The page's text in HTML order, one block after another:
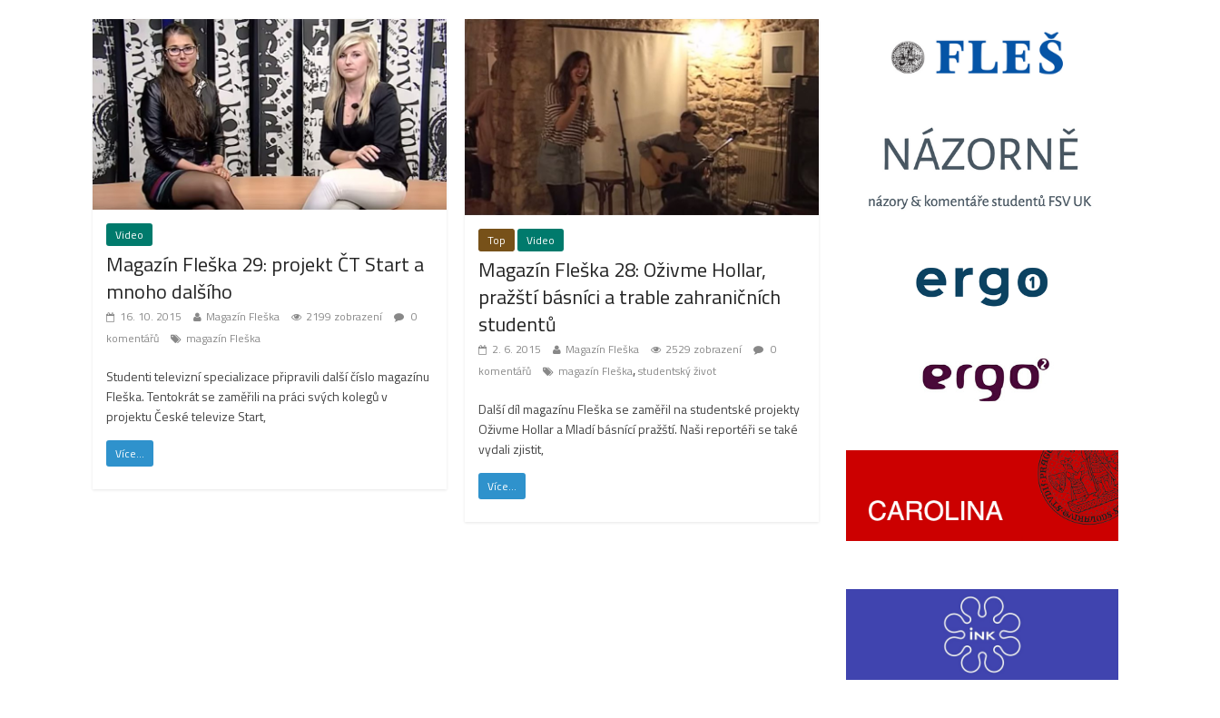
Video
Magazín Fleška 29: projekt ČT Start a
mnoho dalšího
16. 10. 2015 Magazín Fleška 2199 zobrazení
0
komentářů
magazín Fleška
Studenti televizní specializace připravili další číslo magazínu
Fleška. Tentokrát se zaměřili na práci svých kolegů v
projektu České televize Start,
Více...
Top Video
Magazín Fleška 28: Oživme Hollar,
pražští básníci a trable zahraničních
studentů
2. 6. 2015 Magazín Fleška 2529 zobrazení
0
komentářů
magazín Fleška,studentský život
Další díl magazínu Fleška se zaměřil na studentské projekty
Oživme Hollar a Mladí básnící pražští. Naši reportéři se také
vydali zjistit,
Více...